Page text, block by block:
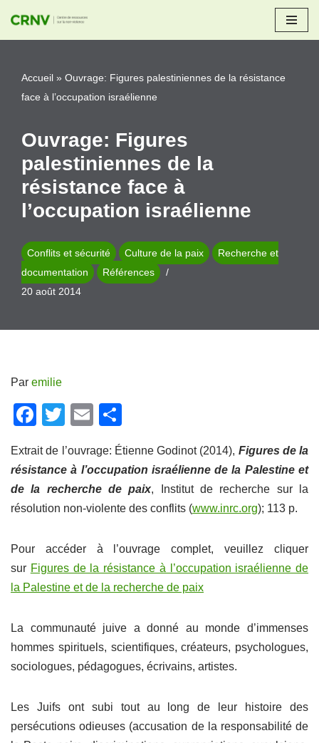
Aller
contenu
Accueil » Ouvrage: Figures palestiniennes de la résistance
face à l’occupation israélienne
Ouvrage: Figures
palestiniennes de la
résistance face à
l’occupation israélienne
Conflits et sécurité Culture de la paix
Recherche et
documentation
Références
20 août 2014
Par emilie
F
c
e
b
o
k
T
tt
er
E
ail ta
g
er
Extrait de l’ouvrage: Étienne Godinot (2014), Figures de la
résistance à l’occupation israélienne de la Palestine et
de la recherche de paix, Institut de recherche sur la
résolution non-violente des conflits (www.inrc.org); 113 p.
Pour accéder à l’ouvrage complet, veuillez cliquer
sur Figures de la résistance à l’occupation israélienne de
la Palestine et de la recherche de paix
La communauté juive a donné au monde d’immenses
hommes spirituels, scientifiques, créateurs, psychologues,
sociologues, pédagogues, écrivains, artistes.
Les Juifs ont subi tout au long de leur histoire des
persécutions odieuses (accusation de la responsabilité de